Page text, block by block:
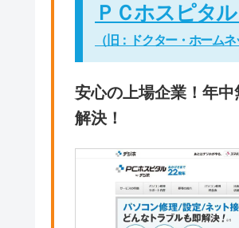
ＰＣホスピタ
（旧：ドクター・ホームネ
安心の上場企業！年
解決！